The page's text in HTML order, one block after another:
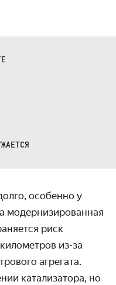
особенно у
модернизированная
риск
из-за
агрегата.
катализатора, но